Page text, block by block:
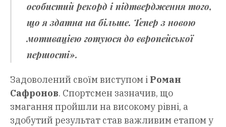
особистий рекорд і підтвердження того,
що я здатна на більше. Тепер з новою
мотивацією готуюся до європейської
першості».
Задоволений своїм виступом і Роман
Сафронов. Спортсмен зазначив, що
змагання пройшли на високому рівні, а
здобутий результат став важливим етапом у